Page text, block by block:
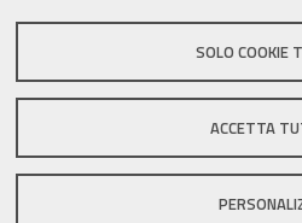
SOLO COOKIE
ACCETTA
Sito istituzionale Comune
Privacy policy|DPO|